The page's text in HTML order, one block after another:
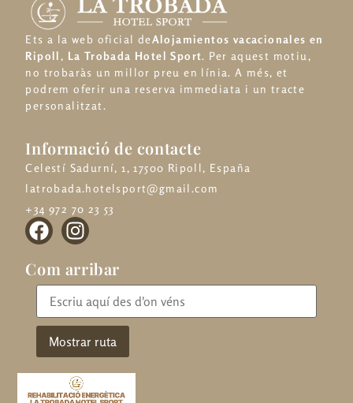
Ets a la web oficial deAlojamientos vacacionales en
Ripoll , La Trobada Hotel Sport. Per aquest motiu,
no trobaràs un millor preu en línia. A més, et
podrem oferir una reserva immediata i un tracte
personalitzat.
Informació de contacte
Celestí Sadurní, 1, 17500 Ripoll, España
latrobada.hotelsport@gmail.com
+34 972 70 23 53
Com arribar